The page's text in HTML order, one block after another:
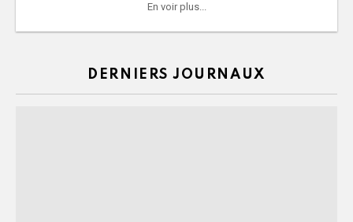
En voir plus...
DERNIERS JOURNAUX